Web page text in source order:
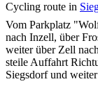
Cycling route in
Vom Parkplatz
nach Inzell, über
weiter über Zell
steile Auffahrt
Siegsdorf und